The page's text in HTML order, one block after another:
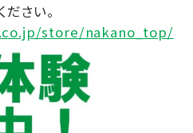
さい。
store/nakano_top/